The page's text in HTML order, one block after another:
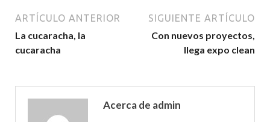
ARTÍCULO ANTERIOR
La cucaracha, la
cucaracha
SIGUIENTE ARTÍCULO
Con nuevos proyectos,
llega expo clean
Acerca de admin